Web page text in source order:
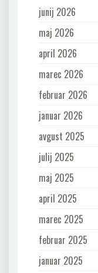
junij 2026
maj 2026
april 2026
marec 2026
februar 2026
januar 2026
avgust 2025
julij 2025
maj 2025
april 2025
marec 2025
februar 2025
januar 2025